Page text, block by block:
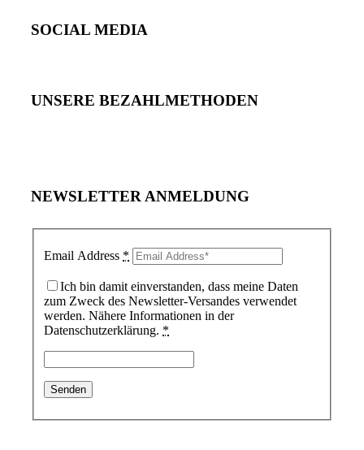
SOCIAL MEDIA
UNSERE BEZAHLMETHODEN
NEWSLETTER ANMELDUNG
Email Address *
Ich bin damit einverstanden, dass meine Daten
zum Zweck des Newsletter-Versandes verwendet
werden. Nähere Informationen in der
Datenschutzerklärung. *